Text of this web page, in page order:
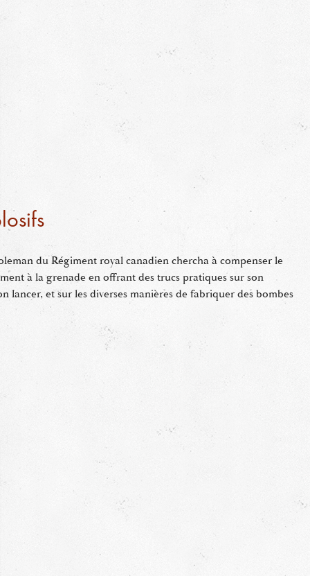
du Régiment royal canadien chercha à compenser le
à la grenade en offrant des trucs pratiques sur son
lancer, et sur les diverses manières de fabriquer des bombes